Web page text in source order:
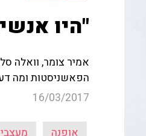
"היו
אמיר צומר, וואלה
הפאשניסטות ומה
16/03/2017
אופנה